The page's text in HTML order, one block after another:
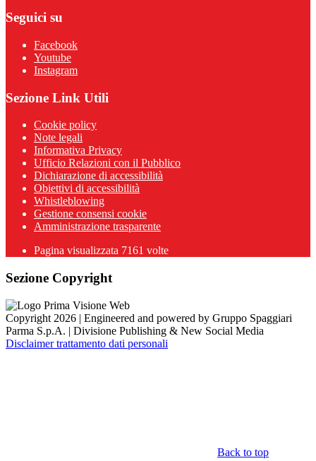
Seguici su
Facebook
Youtube
Instagram
Sezione Link Utili
Cookie policy
Note legali
Informativa Privacy
Ufficio Relazioni con il Pubblico
Dichiarazione di accessibilità
Obiettivi di accessibilità
Whistleblowing
Gestione consensi cookie
Amministrazione trasparente
Pagina visualizzata 7161 volte
Sezione Copyright
Copyright 2026 | Engineered and powered by Gruppo Spaggiari
Parma S.p.A. | Divisione Publishing & New Social Media
Disclaimer trattamento dati personali
Back to top